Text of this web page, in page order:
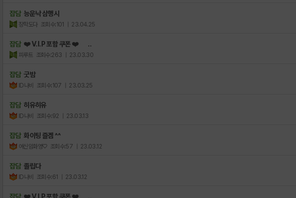
잡담 능운낙 삼행시
장학도다 조회수:101 | 23.04.25
잡담 ❤️ V.I.P 포함 쿠폰 ❤️ ..
피루트 조회수:263 | 23.03.30
잡담 굿밤
ID나비 조회수:107 | 23.03.25
잡담 히유히유
ID나비 조회수:92 | 23.03.13
잡담 화이팅 즐겜 ^^
여신임화영♡ 조회수:57 | 23.03.12
잡담 졸립다
ID나비 조회수:61 | 23.03.12
잡담 ❤️ V.I.P 포함 쿠폰 ❤️ ..